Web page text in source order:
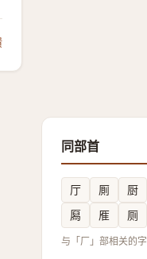
同部首
厅 厠 厨
㕐
㕍 厕
与「厂」部相关的字